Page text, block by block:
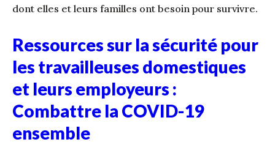
dont elles et leurs familles ont besoin pour survivre.
Ressources sur la sécurité pour
les travailleuses domestiques
et leurs employeurs :
Combattre la COVID-19
ensemble